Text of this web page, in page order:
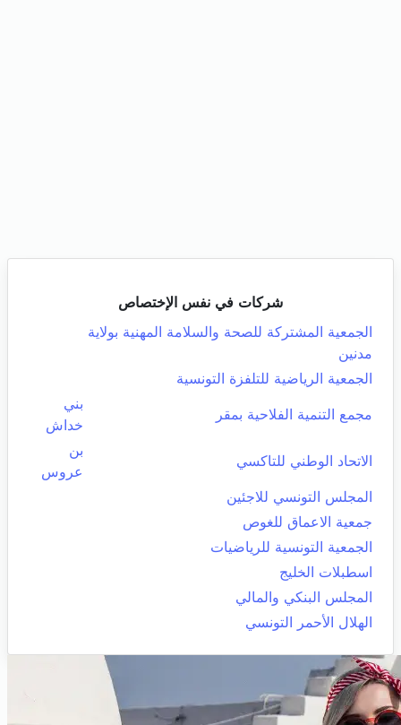
شركات في نفس الإختصاص
الجمعية المشتركة للصحة والسلامة المهنية بولاية
مدنين
الجمعية الرياضية للتلفزة التونسية
مجمع التنمية الفلاحية بمقر
بني
خداش
الاتحاد الوطني للتاكسي
بن
عروس
المجلس التونسي للاجئين
جمعية الاعماق للغوص
الجمعية التونسية للرياضيات
اسطبلات الخليج
المجلس البنكي والمالي
الهلال الأحمر التونسي